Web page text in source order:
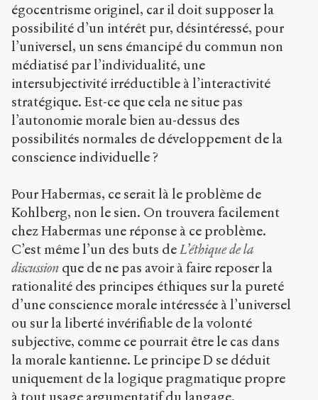
égocentrisme originel, car il doit supposer la
possibilité d’un intérêt pur, désintéressé, pour
l’universel, un sens émancipé du commun non
médiatisé par l’individualité, une
intersubjectivité irréductible à l’interactivité
stratégique. Est-ce que cela ne situe pas
l’autonomie morale bien au-dessus des
possibilités normales de développement de la
conscience individuelle ?
Pour Habermas, ce serait là le problème de
Kohlberg, non le sien. On trouvera facilement
chez Habermas une réponse à ce problème.
C’est même l’un des buts deL’éthique de la
discussion que de ne pas avoir à faire reposer la
rationalité des principes éthiques sur la pureté
d’une conscience morale intéressée à l’universel
ou sur la liberté invérifiable de la volonté
subjective, comme ce pourrait être le cas dans
la morale kantienne. Le principe D se déduit
uniquement de la logique pragmatique propre